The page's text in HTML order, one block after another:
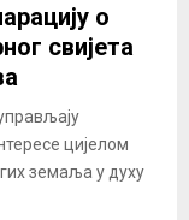
о
свијета
цијелом
земаља у духу